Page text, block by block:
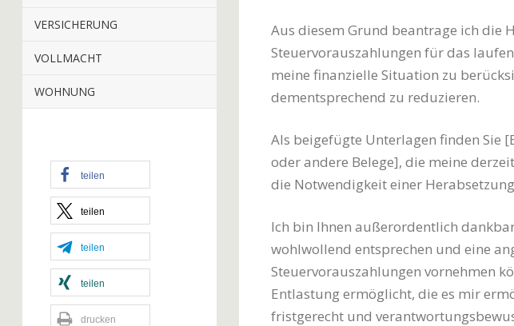
VERSICHERUNG
VOLLMACHT
WOHNUNG
teilen
teilen
teilen
teilen
drucken
Aus diesem Grund beantrage ich die
Steuervorauszahlungen für das
meine finanzielle Situation zu
dementsprechend zu reduzieren.
Als beigefügte Unterlagen finden Sie
oder andere Belege], die meine
die Notwendigkeit einer
Ich bin Ihnen außerordentlich
wohlwollend entsprechen und eine
Steuervorauszahlungen vornehmen
Entlastung ermöglicht, die es mir
fristgerecht und